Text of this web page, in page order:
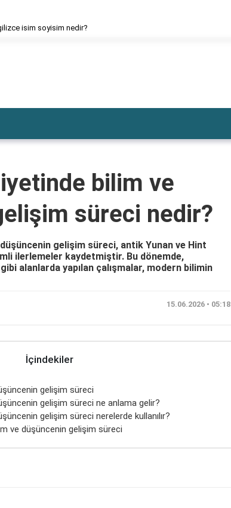
isim soyisim nedir?
bilim ve
süreci nedir?
gelişim süreci, antik Yunan ve Hint
ilerlemeler kaydetmiştir. Bu dönemde,
alanlarda yapılan çalışmalar, modern bilimin
15.06.2026 • 05:18
İçindekiler
gelişim süreci
gelişim süreci ne anlama gelir?
gelişim süreci nerelerde kullanılır?
ve düşüncenin gelişim süreci